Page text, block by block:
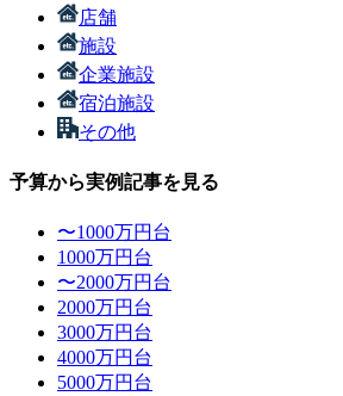
店舗
施設
企業施設
宿泊施設
その他
予算から実例記事を見る
〜1000万円台
1000万円台
〜2000万円台
2000万円台
3000万円台
4000万円台
5000万円台